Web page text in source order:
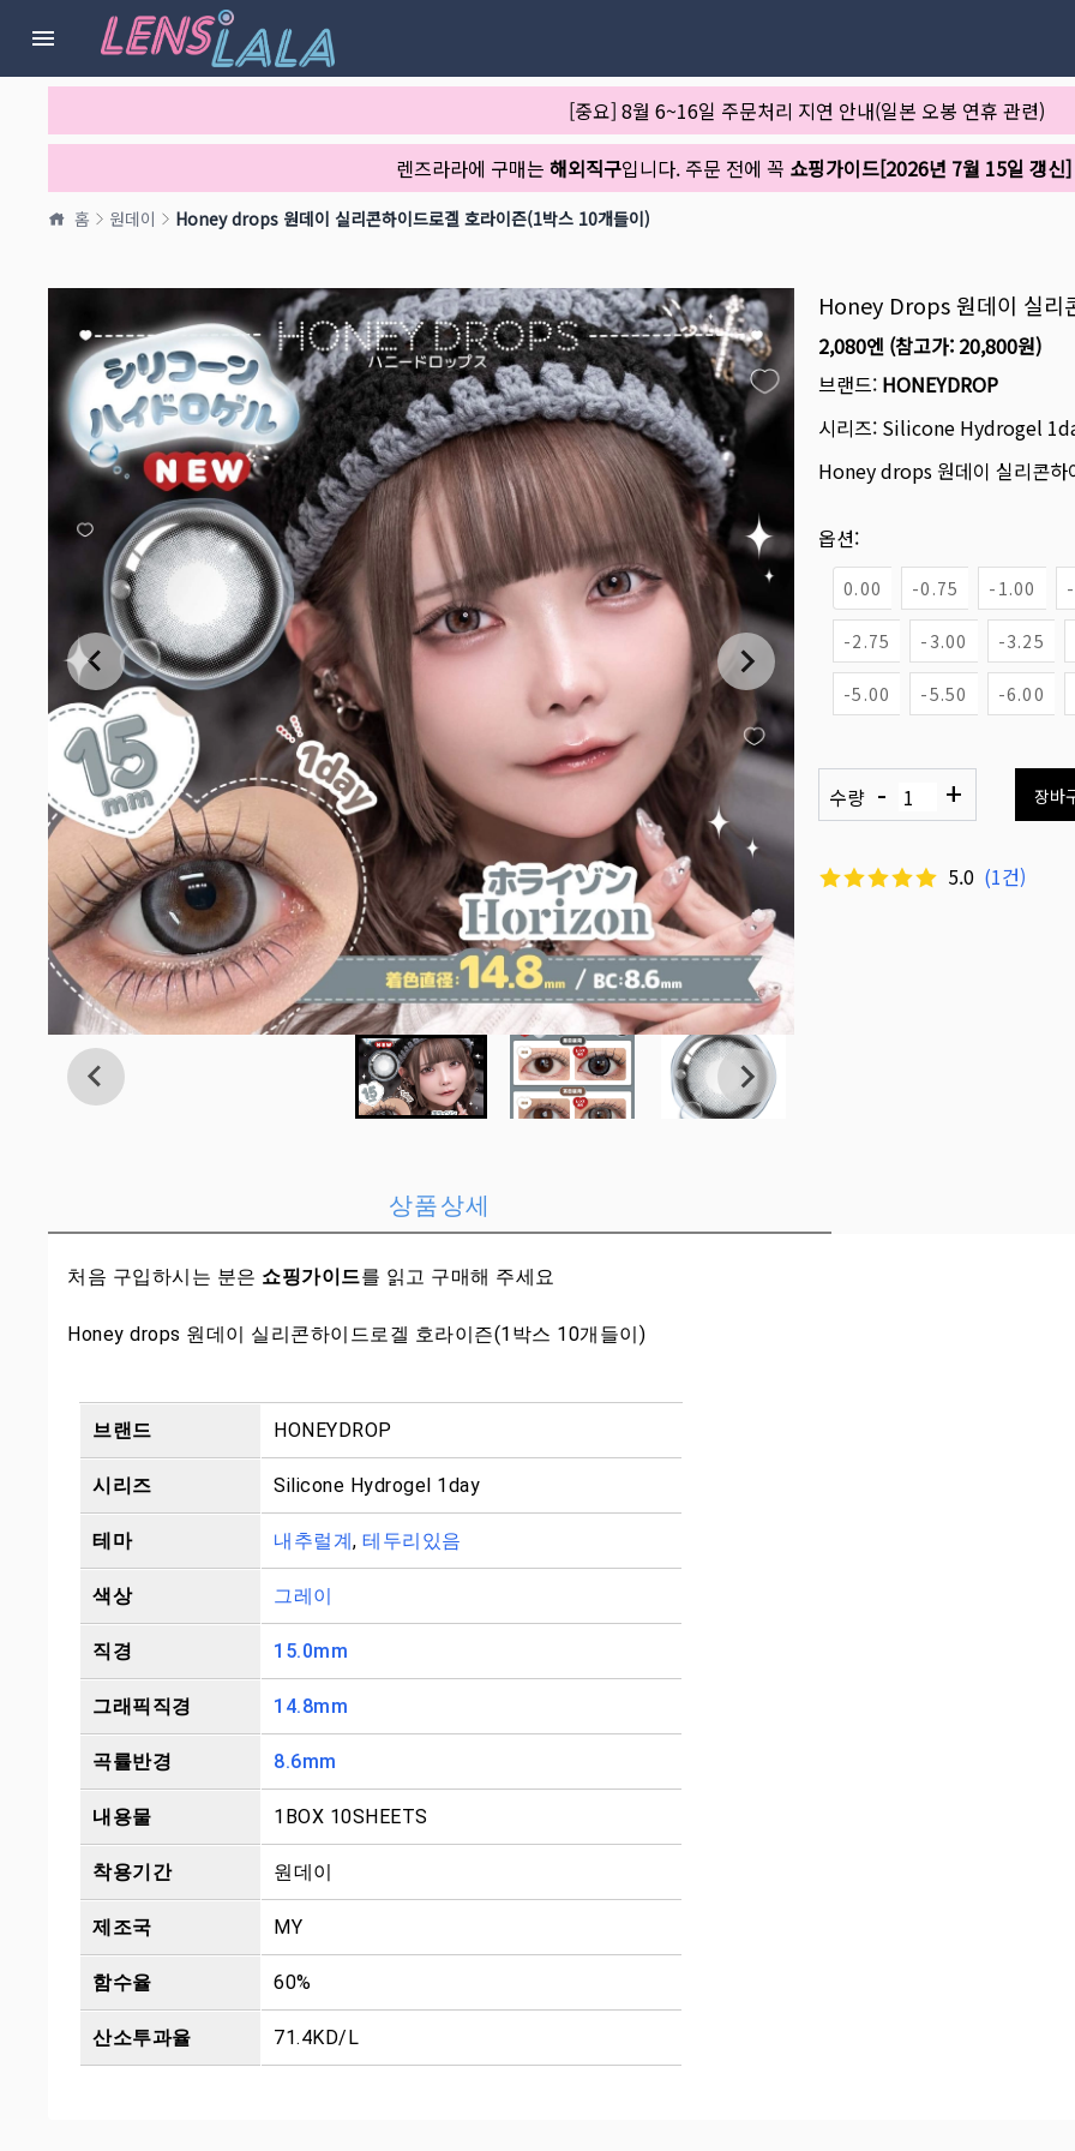
[중요] 8월 6~16일 주문처리 지연 안내(일본 오봉 연휴 관련)
렌즈라라에 구매는 해외직구입니다. 주문 전에 꼭 쇼핑가이드[2026년 7월 15일 갱신]
홈 원데이 Honey drops 원데이 실리콘하이드로겔 호라이즌(1박스 10개들이)
Honey Drops 원데이 실리
2,080엔 (참고가: 20,800원)
브랜드: HONEYDROP
시리즈: Silicone Hydrogel
Honey drops 원데이 실리콘하
옵션:
0.00 -0.75 -1.00
-2.75 -3.00 -3.25
-5.00 -5.50 -6.00
수량 - + 장바
5.0 (1건)
상품상세
처음 구입하시는 분은 쇼핑가이드를 읽고 구매해 주세요
Honey drops 원데이 실리콘하이드로겔 호라이즌(1박스 10개들이)
브랜드 HONEYDROP
시리즈 Silicone Hydrogel 1day
테마 내추럴계, 테두리있음
색상 그레이
직경 15.0mm
그래픽직경 14.8mm
곡률반경 8.6mm
내용물 1BOX 10SHEETS
착용기간 원데이
제조국 MY
함수율 60%
산소투과율 71.4KD/L